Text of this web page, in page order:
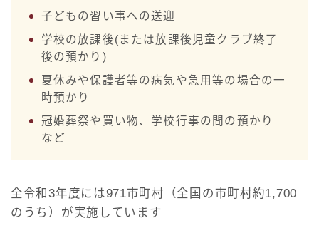
子どもの習い事への送迎
学校の放課後(または放課後児童クラブ終了
後の預かり)
夏休みや保護者等の病気や急用等の場合の一
時預かり
冠婚葬祭や買い物、学校行事の間の預かり
など
全令和3年度には971市町村（全国の市町村約1,700
のうち）が実施しています